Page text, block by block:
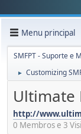
Menu principal
SMFPT - Suporte e
► Customizing
Ultimate
http://
0 Membros e 3